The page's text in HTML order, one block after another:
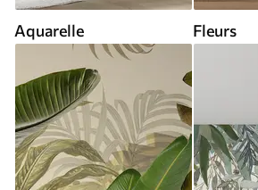
Aquarelle Fleurs